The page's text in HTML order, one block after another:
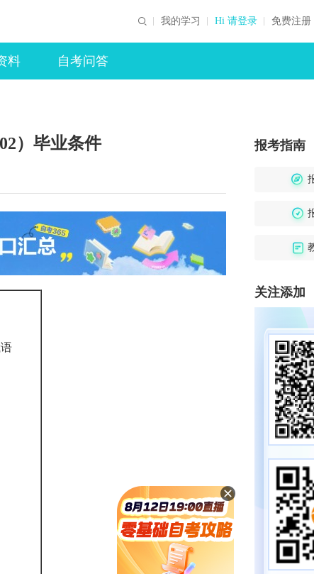
我的学习 Hi 请登录 免费注册
料 自考问答
）毕业条件 报考指南
关注添加